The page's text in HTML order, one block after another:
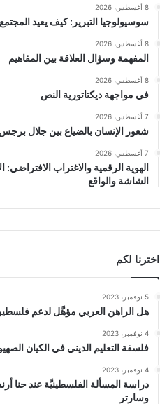
8 أغسطس، 2026
سوسيولوجيا التبرير: كيف يعيد
8 أغسطس، 2026
المفهمة وسؤال العلاقة بين المفاهيم
8 أغسطس، 2026
في مواجهة ديكتاتورية النص
7 أغسطس، 2026
شعور الإنسان بالضياع بين جلال برجس
7 أغسطس، 2026
الهوية الرقمية والاغتراب الافتراضي:
الشاشة والواقع
اخترنا لكم
5 نوفمبر، 2023
هل الراهن العربي مؤهَّل لدعم
4 نوفمبر، 2023
فلسفة التعليم الديني في الكيان
4 نوفمبر، 2023
دراسة المسألة الفلسطينيَّة عند حنا
وسارتر